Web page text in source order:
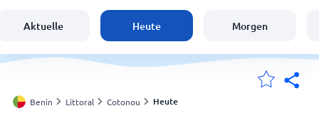
Schweiz
Deutschland
Aktuelle Heute Morgen
Benin Littoral Cotonou Heute